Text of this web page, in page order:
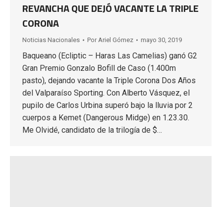
REVANCHA QUE DEJÓ VACANTE LA TRIPLE
CORONA
Noticias Nacionales Por Ariel Gómez mayo 30, 2019
Baqueano (Ecliptic – Haras Las Camelias) ganó G2
Gran Premio Gonzalo Bofill de Caso (1.400m
pasto), dejando vacante la Triple Corona Dos Años
del Valparaíso Sporting. Con Alberto Vásquez, el
pupilo de Carlos Urbina superó bajo la lluvia por 2
cuerpos a Kemet (Dangerous Midge) en 1.23.30.
Me Olvidé, candidato de la trilogía de $…